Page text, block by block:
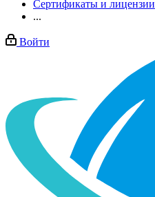
Сертификаты и лицензии
...
Войти